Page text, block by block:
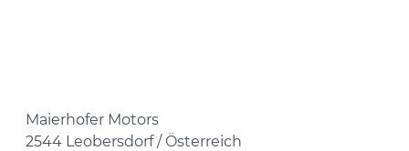
Maierhofer Motors
2544 Leobersdorf / Österreich